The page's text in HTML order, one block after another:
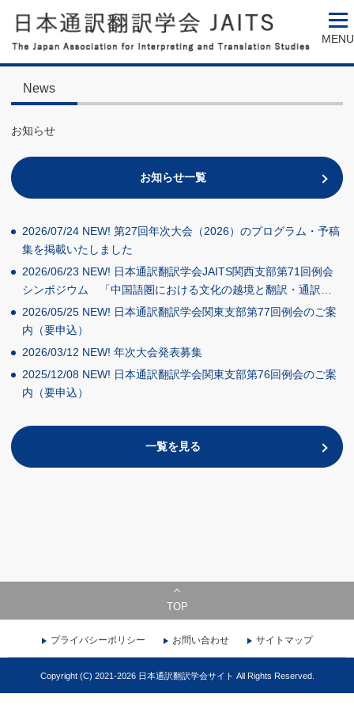
MENU
News
お知らせ
お知らせ一覧
2026/07/24 NEW! 第27回年次大会（2026）のプログラム・予稿
集を掲載いたしました
2026/06/23 NEW! 日本通訳翻訳学会JAITS関西支部第71回例会
シンポジウム 「中国語圏における文化の越境と翻訳・通訳…
2026/05/25 NEW! 日本通訳翻訳学会関東支部第77回例会のご案
内（要申込）
2026/03/12 NEW! 年次大会発表募集
2025/12/08 NEW! 日本通訳翻訳学会関東支部第76回例会のご案
内（要申込）
一覧を見る
TOP
プライバシーポリシー お問い合わせ サイトマップ
Copyright (C) 2021-2026 日本通訳翻訳学会サイト All Rights Reserved.